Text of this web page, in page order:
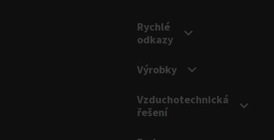
Rychlé
odkazy
Výrobky
Vzduchotechnická
řešení